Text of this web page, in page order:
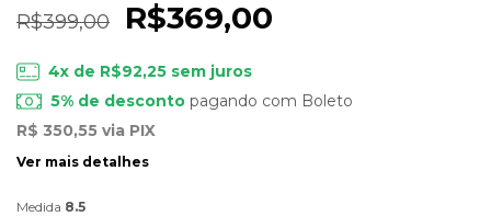
R$399,00 R$369,00
4x de R$92,25sem juros
5% de desconto pagando com Boleto
R$ 350,55 via PIX
Ver mais detalhes
Medida 8.5